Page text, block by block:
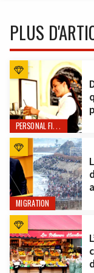
PLUS
PERSONAL FINANCE
MIGRATION